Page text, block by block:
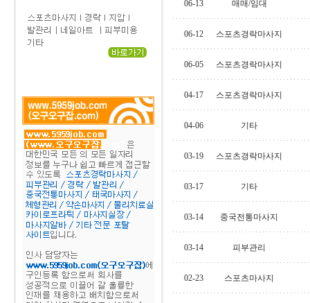
06-13 매매/임대
06-12 스포츠경락마사지
06-05 스포츠경락마사지
04-17 스포츠경락마사지
04-06 기타
03-19 스포츠경락마사지
03-17 기타
03-14 중국전통마사지
03-14 피부관리
02-23 스포츠마사지